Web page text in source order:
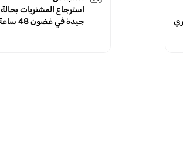
استرجاع المشتريات بحالة
جيدة في غضون 48 ساعة.